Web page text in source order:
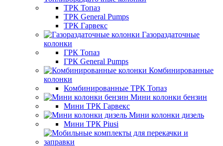
ТРК Топаз
ТРК General Pumps
ТРК Гарвекс
Газораздаточные
колонки
ГРК Топаз
ГРК General Pumps
Комбинированные
колонки
Комбинированные ТРК Топаз
Мини колонки бензин
Мини ТРК Гарвекс
Мини колонки дизель
Мини ТРК Piusi